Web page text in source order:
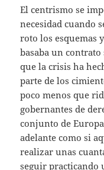
El centrismo se
necesidad cuando
roto los esquemas
basaba un
que la crisis ha
parte de los
poco menos que
gobernantes de
conjunto de
adelante como si
realizar unas
seguir practicando